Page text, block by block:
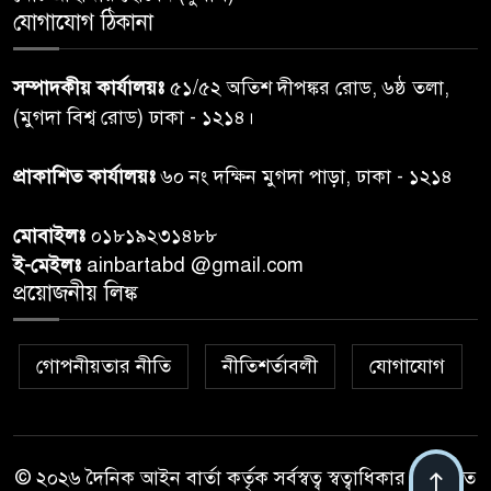
অনুশ্রীর, মিলল হারমোনিয়াম
উপহার
৭
২০ আগস্ট রাষ্ট্রপতি নির্বাচন,
বান্দরবান বিজিবি সেক্টর সদর দপ্তর
৯
বান্দরবানের লংলেই পাড়ায়
স্থাপিত সৌরচালিত সুপেয় পানির
পাম্প উদ্বোধন
যোগাযোগ ঠিকানা
সম্পাদকীয় কার্যালয়ঃ ৫১/৫২ অতিশ দীপঙ্কর রোড, ৬ষ্ঠ তলা,
(মুগদা বিশ্ব রোড) ঢাকা - ১২১৪।
প্রাকাশিত কার্যালয়ঃ৬০ নং দক্ষিন মুগদা পাড়া, ঢাকা - ১২১৪
মোবাইলঃ ০১৮১৯২৩১৪৮৮
ই-মেইলঃ ainbartabd @gmail.com
প্রয়োজনীয় লিঙ্ক
গোপনীয়তার নীতি নীতিশর্তাবলী যোগাযোগ
© ২০২৬ দৈনিক আইন বার্তা কর্তৃক সর্বস্বত্ব স্বত্বাধিকার সংরক্ষিত